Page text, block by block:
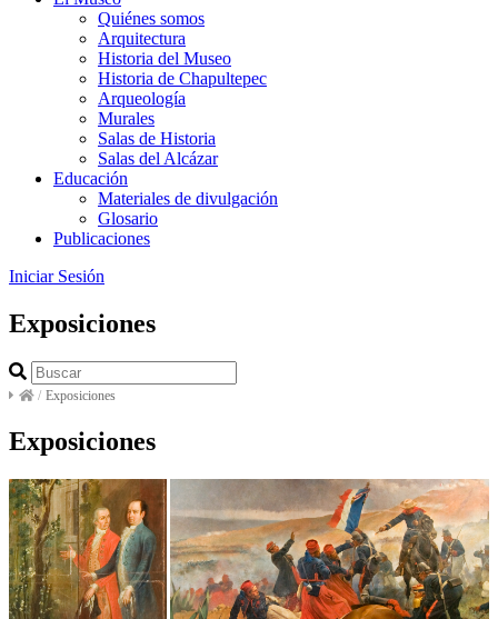
Quiénes somos
Arquitectura
Historia del Museo
Historia de Chapultepec
Arqueología
Murales
Salas de Historia
Salas del Alcázar
Educación
Materiales de divulgación
Glosario
Publicaciones
Iniciar Sesión
Exposiciones
/ Exposiciones
Exposiciones